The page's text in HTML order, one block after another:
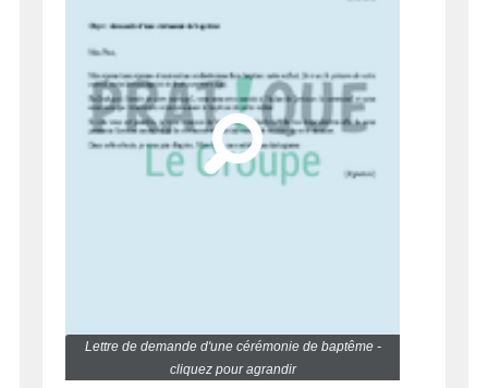
Lettre de demande d'une cérémonie de baptême -
cliquez pour agrandir